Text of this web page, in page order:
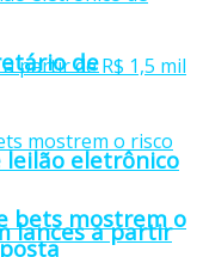
eletrônico
lances a partir
de
bets mostrem o